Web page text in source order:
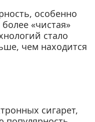
особенно
«чистая»
стало
чем находится
сигарет,